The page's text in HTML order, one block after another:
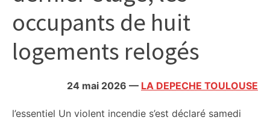
occupants de huit
logements relogés
24 mai 2026 — LA DEPECHE TOULOUSE
l’essentiel Un violent incendie s’est déclaré samedi